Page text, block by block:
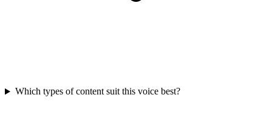
Which types of content suit this voice best?